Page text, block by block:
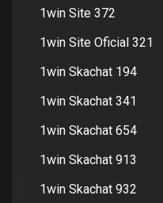
1win Site 372
1win Site Oficial 321
1win Skachat 194
1win Skachat 341
1win Skachat 654
1win Skachat 913
1win Skachat 932